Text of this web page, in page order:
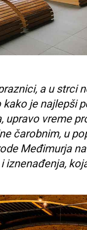
a u strci
je najlepši
vreme
čarobnim, u
Međimurja
iznenađenja,